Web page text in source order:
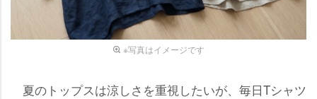
※写真はイメージです
夏のトップスは涼しさを重視したいが、毎日Tシャツ